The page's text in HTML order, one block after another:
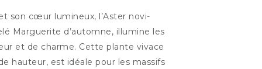
son cœur lumineux, l’Aster novi-
Marguerite d’automne, illumine les
et de charme. Cette plante vivace
hauteur, est idéale pour les massifs